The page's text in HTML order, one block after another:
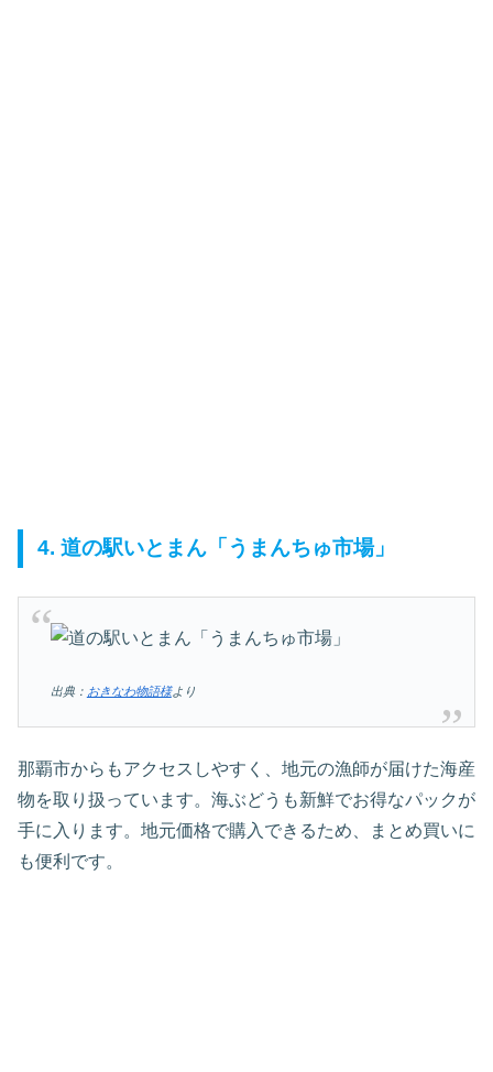
4. 道の駅いとまん「うまんちゅ市場」
出典： おきなわ物語様より
那覇市からもアクセスしやすく、地元の漁師が届けた海産
物を取り扱っています。海ぶどうも新鮮でお得なパックが
手に入ります。地元価格で購入できるため、まとめ買いに
も便利です。